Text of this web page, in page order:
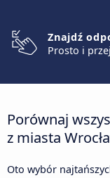
Znajdź
Prosto i
Porównaj
z miasta
Oto wybór